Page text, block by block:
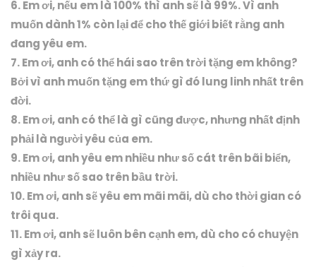
6. Em ơi, nếu em là 100% thì anh sẽ là 99%. Vì anh
muốn dành 1% còn lại để cho thế giới biết rằng anh
đang yêu em.
7. Em ơi, anh có thể hái sao trên trời tặng em không?
Bởi vì anh muốn tặng em thứ gì đó lung linh nhất trên
đời.
8. Em ơi, anh có thể là gì cũng được, nhưng nhất định
phải là người yêu của em.
9. Em ơi, anh yêu em nhiều như số cát trên bãi biển,
nhiều như số sao trên bầu trời.
10. Em ơi, anh sẽ yêu em mãi mãi, dù cho thời gian có
trôi qua.
11. Em ơi, anh sẽ luôn bên cạnh em, dù cho có chuyện
gì xảy ra.